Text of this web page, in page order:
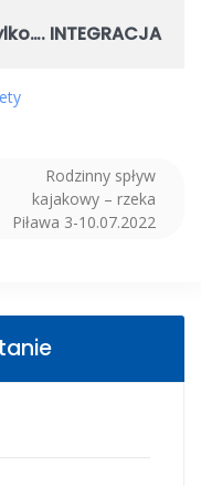
INTEGRACJA
Rodzinny spływ
kajakowy – rzeka
Piława 3-10.07.2022